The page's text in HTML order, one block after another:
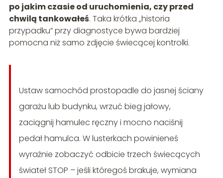
po jakim czasie od uruchomienia, czy przed
chwilą tankowałeś. Taka krótka „historia
przypadku” przy diagnostyce bywa bardziej
pomocna niż samo zdjęcie świecącej kontrolki.
Ustaw samochód prostopadle do jasnej ściany
garażu lub budynku, wrzuć bieg jałowy,
zaciągnij hamulec ręczny i mocno naciśnij
pedał hamulca. W lusterkach powinieneś
wyraźnie zobaczyć odbicie trzech świecących
świateł STOP – jeśli któregoś brakuje, wymiana